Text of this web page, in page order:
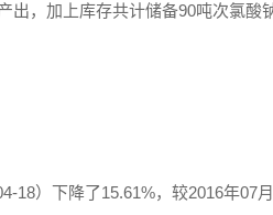
，加上库存共计储备90吨次氯酸
18）下降了15.61%，较2016年07